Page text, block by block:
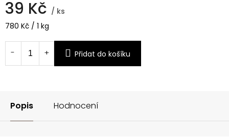
39 Kč / ks
Měrná
780 Kč / 1 kg
Přidat do košíku
Popis Hodnocení